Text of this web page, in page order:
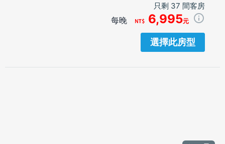
只剩 37 間客房
每晚 6,995元
選擇此房型